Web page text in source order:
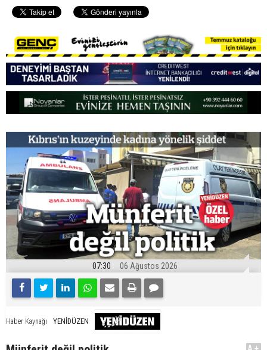
07:30 06 Ağustos 2026
Haber Kaynağı YENİDÜZEN